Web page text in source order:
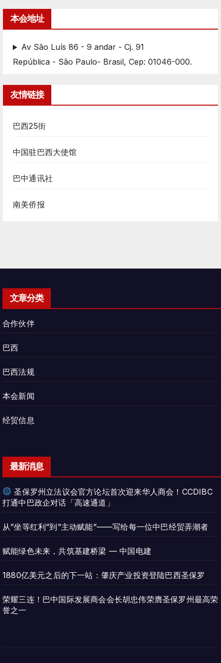
本会地址
Av São Luís 86 - 9 andar - Cj. 91
República - São Paulo- Brasil, Cep: 01046-000.
友情链接
巴西25街
中国驻巴西大使馆
巴中通讯社
南美侨报
文章分类
合作伙伴
巴西
巴西法规
本会新闻
经贸信息
最新消息
圣保罗州立法议会官方论坛首次迎来华人商会！CCDIBC
打通中巴政企对话「高速通道」
从”坐等红利”到”主动赋能”——写给每一位中巴经贸弄潮者
赋能绿色未来，共筑基建桥梁 — 中国电建
1880亿美元之后的下一站：肇庆产业投资登陆巴西圣保罗
荣耀三连！巴中国际发展商会会长胡忠伟荣膺圣保罗州最高荣
誉之一